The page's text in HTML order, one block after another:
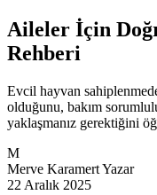
Aileler İçin
Rehberi
Evcil hayvan
olduğunu, bakım
yaklaşmanız gerektiğini
M
Merve KaramertYazar
22 Aralık 2025